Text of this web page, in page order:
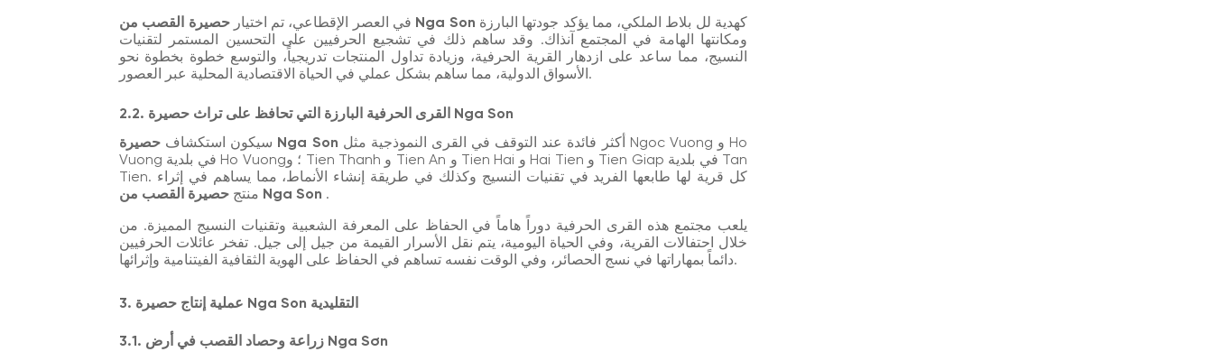
في العصر الإقطاعي، تم اختيار حصيرة القصب من Nga Son
ومكانتها الهامة في المجتمع آنذاك. وقد ساهم ذلك في تشجيع الحرفيين على التحسين المستمر لتقنيات
النسيج، مما ساعد على ازدهار القرية الحرفية، وزيادة تداول المنتجات تدريجياً، والتوسع خطوة بخطوة نحو
الأسواق الدولية، مما ساهم بشكل عملي في الحياة الاقتصادية المحلية عبر العصور.
2.2. القرى الحرفية البارزة التي تحافظ على تراث حصيرة Nga Son
سيكون استكشاف حصيرة Nga Son
Vuong في بلدية Ho Vuong؛ و Tien Thanh و Tien An و Tien Hai و Hai Tien و Tien Giap في بلدية Tan
Tien. كل قرية لها طابعها الفريد في تقنيات النسيج وكذلك في طريقة إنشاء الأنماط، مما يساهم في إثراء
منتج حصيرة القصب من Nga Son .
يلعب مجتمع هذه القرى الحرفية دوراً هاماً في الحفاظ على المعرفة الشعبية وتقنيات النسيج المميزة. من
خلال احتفالات القرية، وفي الحياة اليومية، يتم نقل الأسرار القيمة من جيل إلى جيل. تفخر عائلات الحرفيين
دائماً بمهاراتها في نسج الحصائر، وفي الوقت نفسه تساهم في الحفاظ على الهوية الثقافية الفيتنامية وإثرائها.
3. عملية إنتاج حصيرة Nga Son التقليدية
3.1. زراعة وحصاد القصب في أرض Nga Sơn